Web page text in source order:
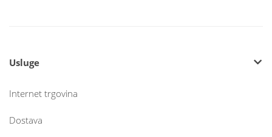
Usluge
Internet trgovina
Dostava